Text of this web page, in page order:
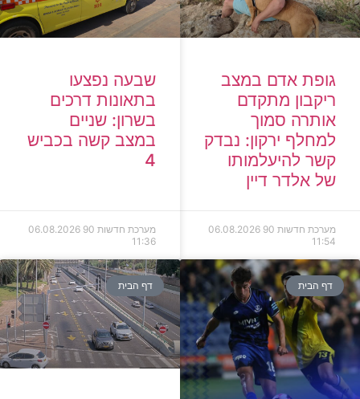
גופת אדם במצב
ריקבון מתקדם
אותרה סמוך
למחלף ירקון: נבדק
קשר להיעלמותו
של אלדר דיין
מערכת חדשות 90
06.08.2026
11:54
שבעה נפצעו
בתאונות דרכים
בשרון: שניים
במצב קשה בכביש
4
מערכת חדשות 90
06.08.2026
11:36
דף הבית דף הבית